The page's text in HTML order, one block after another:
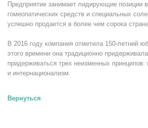
Предприятие занимает лидирующие позиции
гомеопатических средств и специальных
успешно продается в более чем сорока
В 2016 году компания отметила 150-летний
этого времени она традиционно
придерживаться трех неизменных принципов:
и интернационализм.
Вернуться